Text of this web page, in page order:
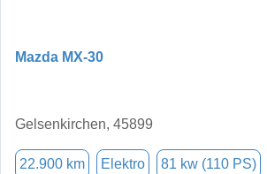
Mazda MX-30
Gelsenkirchen, 45899
22.900 km Elektro 81 kw (110 PS)